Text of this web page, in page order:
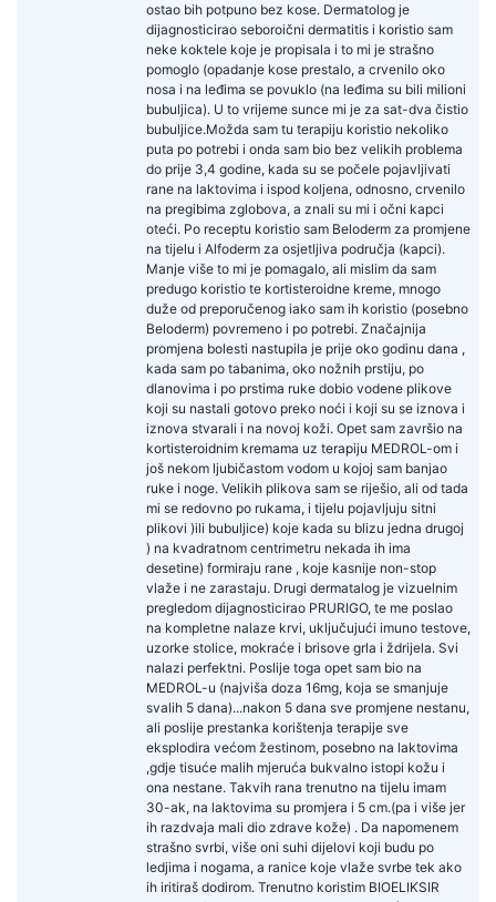
ostao bih potpuno bez kose. Dermatolog je
dijagnosticirao seboroični dermatitis i koristio sam
neke koktele koje je propisala i to mi je strašno
pomoglo (opadanje kose prestalo, a crvenilo oko
nosa i na leđima se povuklo (na leđima su bili milioni
bubuljica). U to vrijeme sunce mi je za sat-dva čistio
bubuljice.Možda sam tu terapiju koristio nekoliko
puta po potrebi i onda sam bio bez velikih problema
do prije 3,4 godine, kada su se počele pojavljivati
rane na laktovima i ispod koljena, odnosno, crvenilo
na pregibima zglobova, a znali su mi i očni kapci
oteći. Po receptu koristio sam Beloderm za promjene
na tijelu i Alfoderm za osjetljiva područja (kapci).
Manje više to mi je pomagalo, ali mislim da sam
predugo koristio te kortisteroidne kreme, mnogo
duže od preporučenog iako sam ih koristio (posebno
Beloderm) povremeno i po potrebi. Značajnija
promjena bolesti nastupila je prije oko godinu dana ,
kada sam po tabanima, oko nožnih prstiju, po
dlanovima i po prstima ruke dobio vodene plikove
koji su nastali gotovo preko noći i koji su se iznova i
iznova stvarali i na novoj koži. Opet sam završio na
kortisteroidnim kremama uz terapiju MEDROL-om i
još nekom ljubičastom vodom u kojoj sam banjao
ruke i noge. Velikih plikova sam se riješio, ali od tada
mi se redovno po rukama, i tijelu pojavljuju sitni
plikovi )ili bubuljice) koje kada su blizu jedna drugoj
) na kvadratnom centrimetru nekada ih ima
desetine) formiraju rane , koje kasnije non-stop
vlaže i ne zarastaju. Drugi dermatalog je vizuelnim
pregledom dijagnosticirao PRURIGO, te me poslao
na kompletne nalaze krvi, uključujući imuno testove,
uzorke stolice, mokraće i brisove grla i ždrijela. Svi
nalazi perfektni. Poslije toga opet sam bio na
MEDROL-u (najviša doza 16mg, koja se smanjuje
svalih 5 dana)...nakon 5 dana sve promjene nestanu,
ali poslije prestanka korištenja terapije sve
eksplodira većom žestinom, posebno na laktovima
,gdje tisuće malih mjeruća bukvalno istopi kožu i
ona nestane. Takvih rana trenutno na tijelu imam
30-ak, na laktovima su promjera i 5 cm.(pa i više jer
ih razdvaja mali dio zdrave kože) . Da napomenem
strašno svrbi, više oni suhi dijelovi koji budu po
ledjima i nogama, a ranice koje vlaže svrbe tek ako
ih iritiraš dodirom. Trenutno koristim BIOELIKSIR